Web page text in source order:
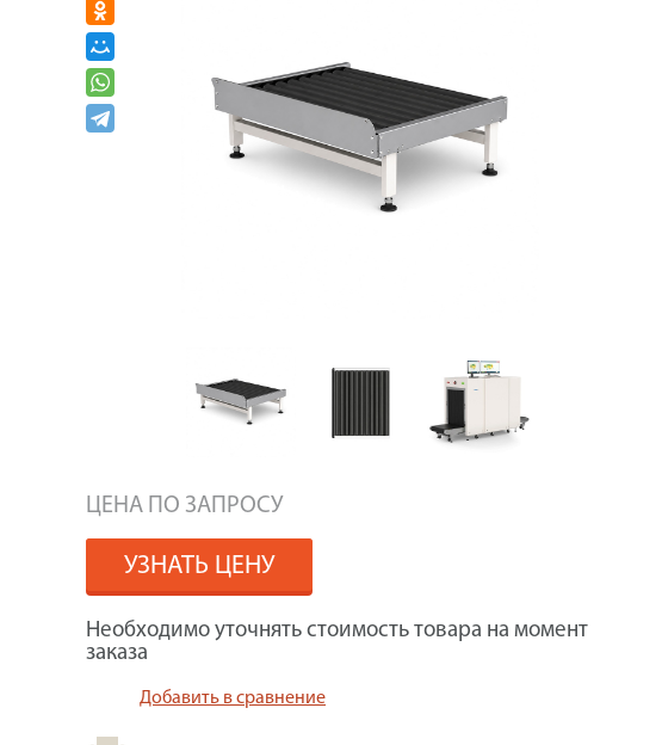
ЦЕНА ПО ЗАПРОСУ
УЗНАТЬ ЦЕНУ
Необходимо уточнять стоимость товара на момент
заказа
Добавить в сравнение